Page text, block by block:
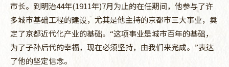
市长。到明治44年(1911年)7月为止的在任期间，他参与了许
多城市基础工程的建设，尤其是他主持的京都市三大事业，奠
定了京都近代化产业的基础。“这项事业是城市百年的基础，
为了子孙后代的幸福，现在必须坚持，由我们来完成。”表达
了他的坚定信念。